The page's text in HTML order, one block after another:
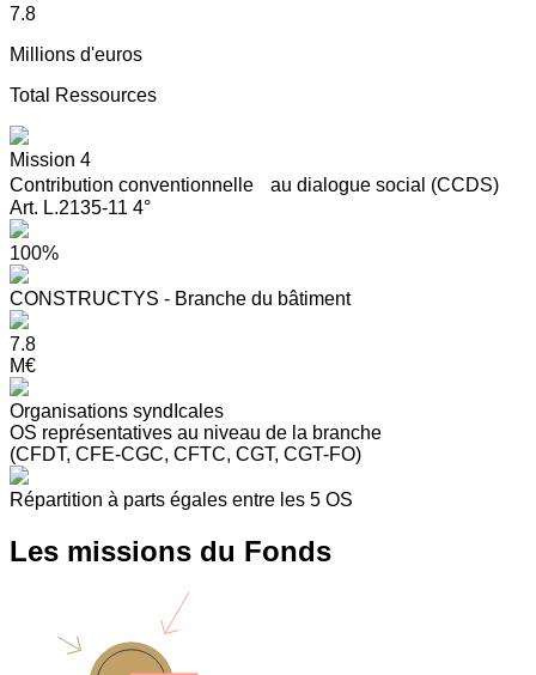
7.8
Millions d'euros
Total Ressources
Mission 4
Contribution conventionnelle au dialogue social (CCDS)
Art. L.2135-11 4°
100%
CONSTRUCTYS - Branche du bâtiment
7.8
M€
Organisations syndIcales
OS représentatives au niveau de la branche
(CFDT, CFE-CGC, CFTC, CGT, CGT-FO)
Répartition à parts égales entre les 5 OS
Les missions du Fonds